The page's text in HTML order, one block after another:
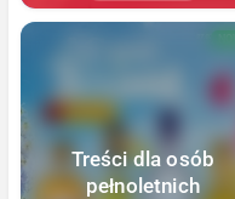
Treści dla osób
pełnoletnich